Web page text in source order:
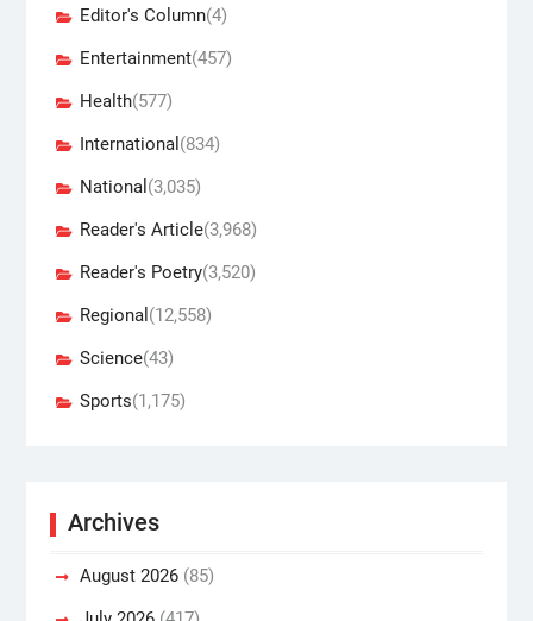
Editor's Column(4)
Entertainment(457)
Health(577)
International (834)
National (3,035)
Reader's Article(3,968)
Reader's Poetry(3,520)
Regional (12,558)
Science(43)
Sports(1,175)
Archives
August 2026(85)